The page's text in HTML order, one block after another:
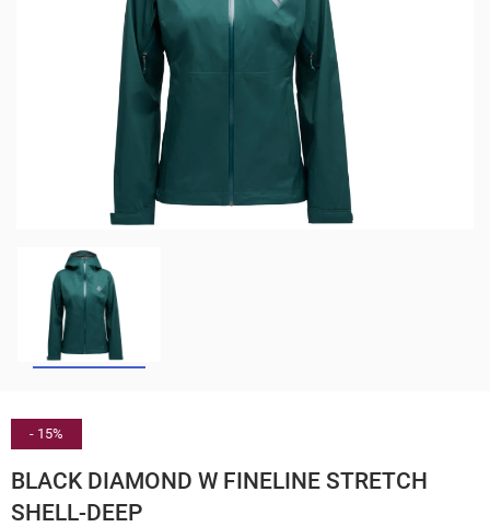
- 15%
BLACK DIAMOND W FINELINE STRETCH
SHELL-DEEP